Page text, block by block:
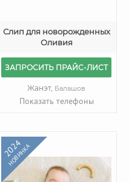
Слип для новорожденных
Оливия
ЗАПРОСИТЬ ПРАЙС-ЛИСТ
Жанэт, Балашов
Показать телефоны
2024
НОВИНКА